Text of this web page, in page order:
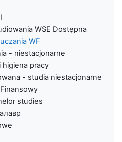
WSE Dostępna
WF
- niestacjonarne
higiena pracy
- studia niestacjonarne
studies